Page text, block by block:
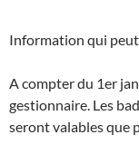
Information qui
A compter du 1er
gestionnaire. Les
seront valables que